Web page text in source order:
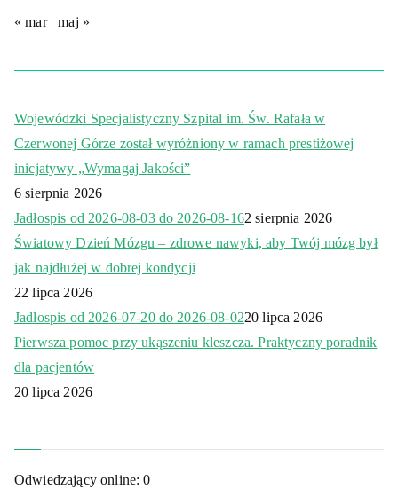
« mar maj »
Wojewódzki Specjalistyczny Szpital im. Św. Rafała w
Czerwonej Górze został wyróżniony w ramach prestiżowej
inicjatywy „Wymagaj Jakości”
6 sierpnia 2026
Jadłospis od 2026-08-03 do 2026-08-162 sierpnia 2026
Światowy Dzień Mózgu – zdrowe nawyki, aby Twój mózg był
jak najdłużej w dobrej kondycji
22 lipca 2026
Jadłospis od 2026-07-20 do 2026-08-0220 lipca 2026
Pierwsza pomoc przy ukąszeniu kleszcza. Praktyczny poradnik
dla pacjentów
20 lipca 2026
Odwiedzający online:0